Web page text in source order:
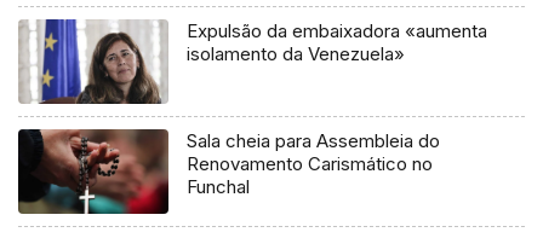
Expulsão da embaixadora «aumenta
isolamento da Venezuela»
Sala cheia para Assembleia do
Renovamento Carismático no
Funchal